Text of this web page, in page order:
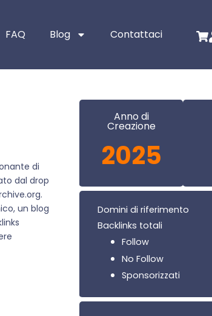
FAQ Blog Contattaci
di
dal drop
un blog
Anno di
Creazione
2025
Domini di riferimento
Backlinks totali
Follow
No Follow
Sponsorizzati